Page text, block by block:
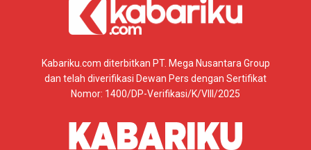
Kabariku.com diterbitkan PT. Mega Nusantara Group
dan telah diverifikasi Dewan Pers dengan Sertifikat
Nomor: 1400/DP-Verifikasi/K/VIII/2025